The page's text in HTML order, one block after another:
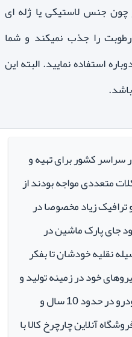
چون جنس لاستیکی یا ژله ای
رطوبت را جذب نمیکند و شما
استفاده نمایید. البته این
سراسر کشور برای تهیه و
متعددی مواجه بودند از
ترافیک زیاد مخصوصا در
جای پارک ماشین در
نقلیه خودشان تا بفکر
خود در زمینه تولید و
فروش لوازم جانبی و اسپرت خودرو در حدود 10 سال و
آنلاین چارچرخ کالا با